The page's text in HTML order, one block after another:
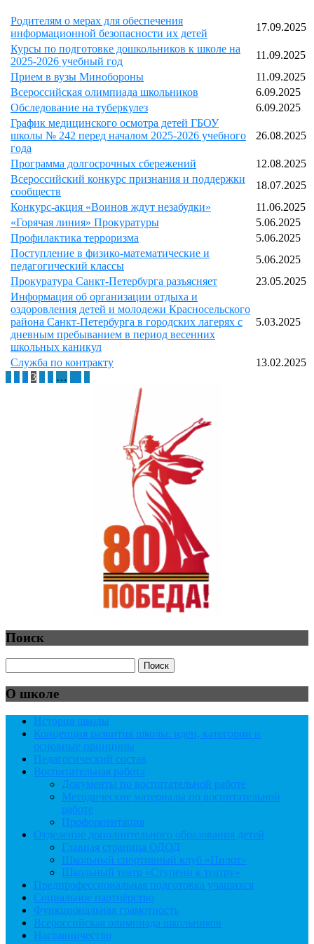
Родителям о мерах для обеспечения
информационной безопасности их детей
17.09.2025
Курсы по подготовке дошкольников к школе на
2025-2026 учебный год
11.09.2025
Прием в вузы Минобороны
11.09.2025
Всероссийская олимпиада школьников
6.09.2025
Обследование на туберкулез
6.09.2025
График медицинского осмотра детей ГБОУ
школы № 242 перед началом 2025-2026 учебного
года
26.08.2025
Программа долгосрочных сбережений
12.08.2025
Всероссийский конкурс признания и поддержки
сообществ
18.07.2025
Конкурс-акция «Воинов ждут незабудки»
11.06.2025
«Горячая линия» Прокуратуры
5.06.2025
Профилактика терроризма
5.06.2025
Поступление в физико-математические и
педагогический классы
5.06.2025
Прокуратура Санкт-Петербурга разъясняет
23.05.2025
Информация об организации отдыха и
оздоровления детей и молодежи Красносельского
района Санкт-Петербурга в городских лагерях с
дневным пребыванием в период весенних
школьных каникул
5.03.2025
Служба по контракту
13.02.2025
« 1 2 3 4 5 … 75 »
Поиск
О школе
История школы
Концепция развития школы: идеи, категории и
основные принципы
Педагогический состав
Воспитательная работа
Документы по воспитательной работе
Методические материалы по воспитательной
работе
Профориентация
Отделение дополнительного образования детей
Главная страница ОДОД
Школьный спортивный клуб «Пилот»
Школьный театр «Ступени к театру»
Предпрофессиональная подготовка учащихся
Социальное партнёрство
Функциональная грамотность
Всероссийская олимпиада школьников
Наставничество